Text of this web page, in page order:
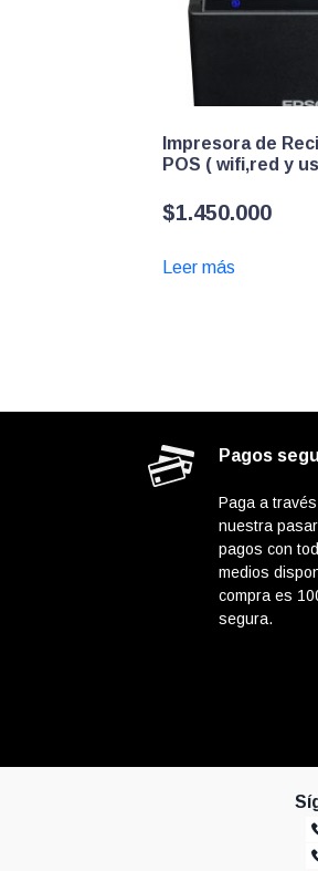
Impresora de
POS ( wifi,red y
$1.450.000
Leer más
Pagos
Paga a
nuestra
pagos con
medios
compra es
segura.